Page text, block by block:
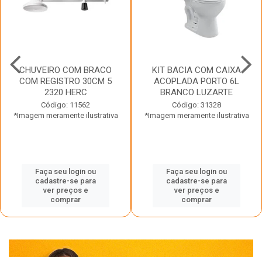
CHUVEIRO COM BRACO
COM REGISTRO 30CM 5
2320 HERC
Código: 11562
*Imagem meramente ilustrativa
Faça seu login ou
cadastre-se para
ver preços e
comprar
KIT BACIA COM CAIXA
ACOPLADA PORTO 6L
BRANCO LUZARTE
Código: 31328
*Imagem meramente ilustrativa
Faça seu login ou
cadastre-se para
ver preços e
comprar